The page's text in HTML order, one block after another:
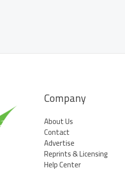
Company
About Us
Contact
Advertise
Reprints & Licensing
Help Center